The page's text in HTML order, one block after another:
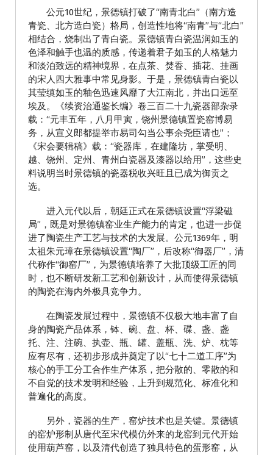
公元10世纪，景德镇打破了“南青北白”（南方造
青瓷、北方造白瓷）格局，创造性地将“南青”与“北白”
相结合，烧制出了青白瓷。景德镇青白瓷温润如玉的
色泽和触手也温的质感，传递着君子如玉的人格魅力
和淡泊致远的精神境界，在点茶、焚香、插花、挂画
的宋人四大雅事中常见身影。于是，景德镇青白瓷以
其莹缜如玉的釉色迅速风靡了大江南北，并出口远至
埃及。《续资治通鉴长编》卷三百二十九瓷器部杂录
载：“元丰五年，八月甲寅，饶州景德镇置瓷窑博易
务，从宣义郎都提举市易司勾当公事余尧臣请也”；
《宋会要辑稿》载：“瓷器库，在建隆坊，掌受明、
越、饶州、定州、青州白瓷器及漆器以给用”，这些史
料说明当时景德镇的瓷器税收兴旺且已成为御贡之
选。
进入元代以后，朝廷正式在景德镇设置“浮梁磁
局”，既是对景德镇窑业生产能力的肯定，也进一步促
进了陶瓷生产工艺与技术的大发展。公元1369年，明
太祖朱元璋在景德镇设置“陶厂”，后改称“御器厂”，清
代称作“御窑厂”，为景德镇培养了大批顶级工匠的同
时，也不断研发新工艺和创新设计，从而使得景德镇
的陶瓷在海内外极具竞争力。
在陶瓷发展过程中，景德镇不仅极大地丰富了自
身的陶瓷产品体系，钵、碗、盘、杯、碟、盏、盏
托、注、注碗、执壶、瓶、罐、盖瓶、洗、炉、枕等
应有尽有，还初步形成并奠定了以“七十二道工序”为
核心的手工分工合作生产体系，把分散的、零散的和
不自觉的技术发明和经验，上升到规范化、标准化和
普遍化的高度。
另外，瓷器的生产，窑炉技术也是关键。景德镇
的窑炉形制从唐代至宋代模仿外来的龙窑到元代开始
使用葫芦窑，以及清代创造了独具特色的蛋形窑，从